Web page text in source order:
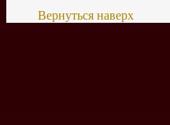
Вернуться наверх